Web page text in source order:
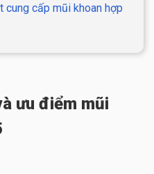
cung cấp mũi khoan hợp
ưu điểm mũi